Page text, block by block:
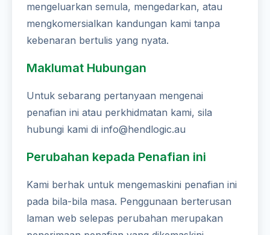
mengeluarkan semula, mengedarkan, atau
mengkomersialkan kandungan kami tanpa
kebenaran bertulis yang nyata.
Maklumat Hubungan
Untuk sebarang pertanyaan mengenai
penafian ini atau perkhidmatan kami, sila
hubungi kami di info@hendlogic.au
Perubahan kepada Penafian ini
Kami berhak untuk mengemaskini penafian ini
pada bila-bila masa. Penggunaan berterusan
laman web selepas perubahan merupakan